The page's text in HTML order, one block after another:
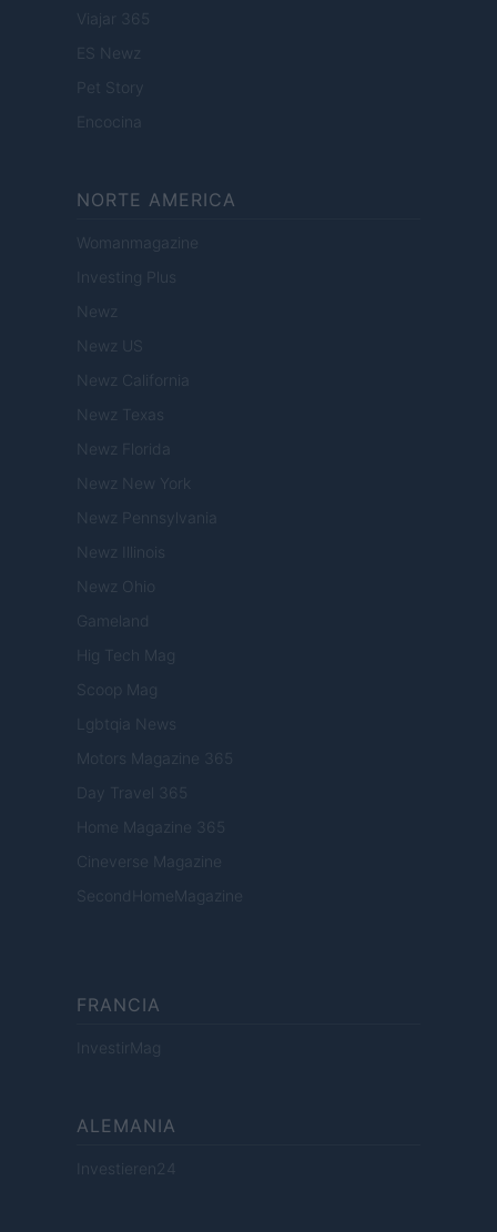
Viajar 365
ES Newz
Pet Story
Encocina
NORTE AMERICA
Womanmagazine
Investing Plus
Newz
Newz US
Newz California
Newz Texas
Newz Florida
Newz New York
Newz Pennsylvania
Newz Illinois
Newz Ohio
Gameland
Hig Tech Mag
Scoop Mag
Lgbtqia News
Motors Magazine 365
Day Travel 365
Home Magazine 365
Cineverse Magazine
SecondHomeMagazine
FRANCIA
InvestirMag
ALEMANIA
Investieren24